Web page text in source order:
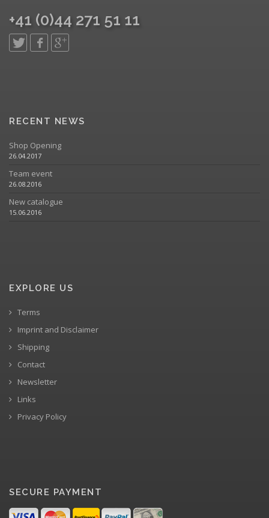
+41 (0)44 271 51 11
RECENT NEWS
Shop Opening
26.04.2017
Team event
26.08.2016
New catalogue
15.06.2016
EXPLORE US
Terms
Imprint and Disclaimer
Shipping
Contact
Newsletter
Links
Privacy Policy
SECURE PAYMENT